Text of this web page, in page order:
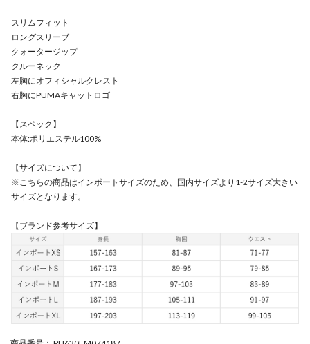
スリムフィット
ロングスリーブ
クォータージップ
クルーネック
左胸にオフィシャルクレスト
右胸にPUMAキャットロゴ
【スペック】
本体:ポリエステル100%
【サイズについて】
※こちらの商品はインポートサイズのため、国内サイズより1-2サイズ大きい
サイズとなります。
【ブランド参考サイズ】